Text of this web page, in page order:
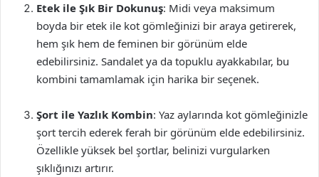
Etek ile Şık Bir Dokunuş: Midi veya maksimum
boyda bir etek ile kot gömleğinizi bir araya getirerek,
hem şık hem de feminen bir görünüm elde
edebilirsiniz. Sandalet ya da topuklu ayakkabılar, bu
kombini tamamlamak için harika bir seçenek.
Şort ile Yazlık Kombin: Yaz aylarında kot gömleğinizle
şort tercih ederek ferah bir görünüm elde edebilirsiniz.
Özellikle yüksek bel şortlar, belinizi vurgularken
şıklığınızı artırır.